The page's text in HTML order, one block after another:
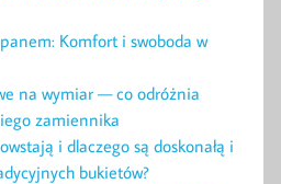
Komfort i swoboda w
na wymiar — co odróżnia
zamiennika
i dlaczego są doskonałą i
bukietów?